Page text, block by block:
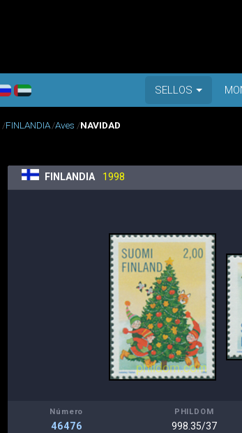
SELLOS
FINLANDIA Aves NAVIDAD
FINLANDIA 1998
Número
46476
PHILDOM
998.35/37